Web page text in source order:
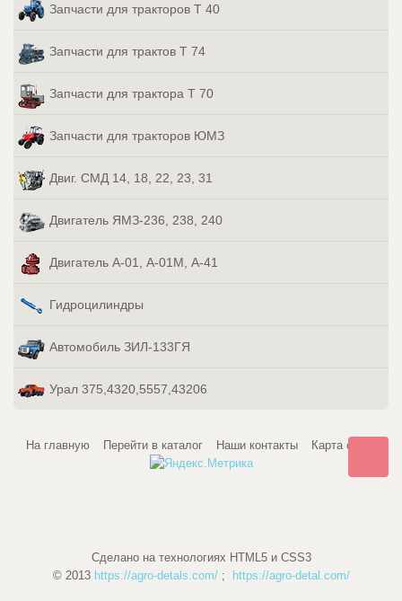
Запчасти для тракторов Т 40
Запчасти для трактов Т 74
Запчасти для трактора Т 70
Запчасти для тракторов ЮМЗ
Двиг. СМД 14, 18, 22, 23, 31
Двигатель ЯМЗ-236, 238, 240
Двигатель А-01, А-01М, А-41
Гидроцилиндры
Автомобиль ЗИЛ-133ГЯ
Урал 375,4320,5557,43206
На главную Перейти в каталог Наши контакты Карта сайта
Сделано на технологиях HTML5 и CSS3
© 2013 https://agro-detals.com/; https://agro-detal.com/